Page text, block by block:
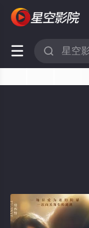
 